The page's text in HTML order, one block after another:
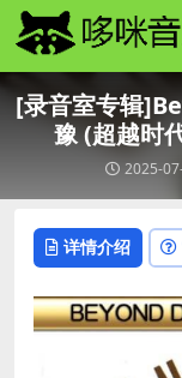
[录音室专辑
豫 (超越时
2025-
详情介绍